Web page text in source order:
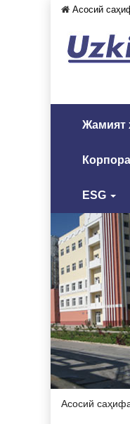
Асосий
Жамият
ESG
Асосий